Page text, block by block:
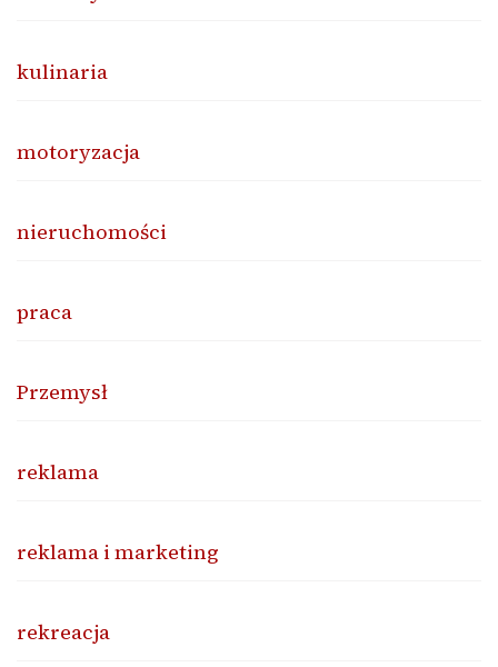
kulinaria
motoryzacja
nieruchomości
praca
Przemysł
reklama
reklama i marketing
rekreacja